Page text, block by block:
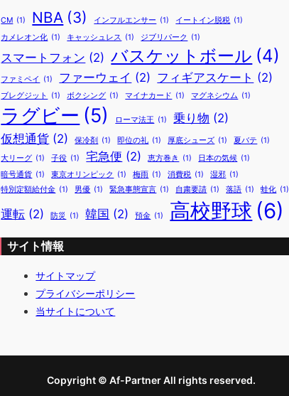
CM (1) NBA (3) インフルエンサー (1) イートイン脱税 (1)
カメレオン化 (1) キャッシュレス (1) ジブリパーク (1)
スマートフォン (2) バスケットボール (4)
ファミペイ (1) ファーウェイ (2) フィギアスケート (2)
ブレグジット (1) ボクシング (1) マイナカード (1) マグネシウム (1)
ラグビー (5) ローマ法王 (1) 乗り物 (2)
仮想通貨 (2) 保冷剤 (1) 即位の礼 (1) 厚底シューズ (1) 夏バテ (1)
大リーグ (1) 子役 (1) 宅急便 (2) 恵方巻き (1) 日本の気候 (1)
暗号通貨 (1) 東京オリンピック (1) 梅雨 (1) 消費税 (1) 湿邪 (1)
特別定額給付金 (1) 男優 (1) 緊急事態宣言 (1) 自粛要請 (1) 落語 (1) 蛙化 (1)
運転 (2) 防災 (1) 韓国 (2) 預金 (1) 高校野球 (6)
サイト情報
サイトマップ
プライバシーポリシー
当サイトについて
Copyright © Af-Partner All rights reserved.